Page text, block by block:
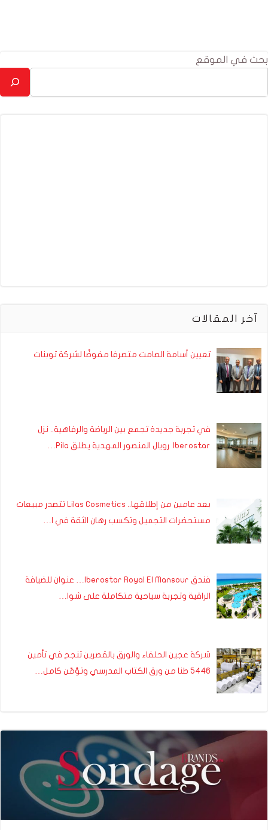
بحث في الموقع
آخر المقالات
تعيين أسامة الصامت متصرفا مفوضًا لشركة توبنات
في تجربة جديدة تجمع بين الرياضة والرفاهية.. نزل
Iberostar رويال المنصور المهدية يطلق Pila…
بعد عامين من إطلاقها.. Lilas Cosmetics تتصدر مبيعات
مستحضرات التجميل وتكسب رهان الثقة في ا…
فندق Iberostar Royal El Mansour… عنوان للضيافة
الراقية وتجربة سياحية متكاملة على شوا…
شركة عجين الحلفاء والورق بالقصرين تنجح في تأمين
5446 طنا من ورق الكتاب المدرسي وتؤمّن كامل…